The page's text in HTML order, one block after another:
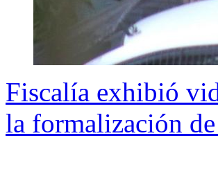
Fiscalía exhibió
la formalización